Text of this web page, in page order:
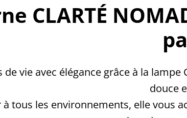
CLARTÉ
de vie avec élégance grâce à la
douce
à tous les environnements, elle